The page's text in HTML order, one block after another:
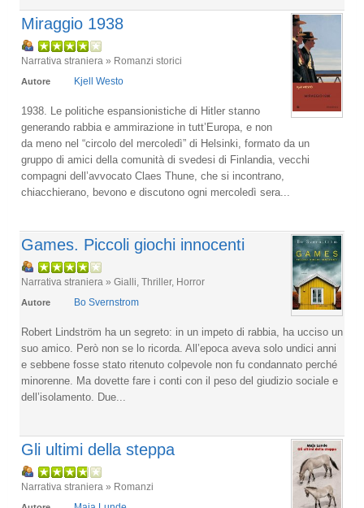
Miraggio 1938
Narrativa straniera » Romanzi storici
Autore Kjell Westo
1938. Le politiche espansionistiche di Hitler stanno
generando rabbia e ammirazione in tutt’Europa, e non
da meno nel “circolo del mercoledì” di Helsinki, formato da un
gruppo di amici della comunità di svedesi di Finlandia, vecchi
compagni dell’avvocato Claes Thune, che si incontrano,
chiacchierano, bevono e discutono ogni mercoledì sera...
Games. Piccoli giochi innocenti
Narrativa straniera » Gialli, Thriller, Horror
Autore Bo Svernstrom
Robert Lindström ha un segreto: in un impeto di rabbia, ha ucciso un
suo amico. Però non se lo ricorda. All’epoca aveva solo undici anni
e sebbene fosse stato ritenuto colpevole non fu condannato perché
minorenne. Ma dovette fare i conti con il peso del giudizio sociale e
dell’isolamento. Due...
Gli ultimi della steppa
Narrativa straniera » Romanzi